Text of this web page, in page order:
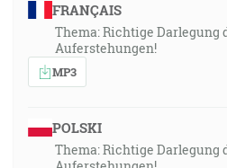
FRANÇAIS
Thema: Richtige Darlegung
Auferstehungen!
MP3
POLSKI
Thema: Richtige Darlegung